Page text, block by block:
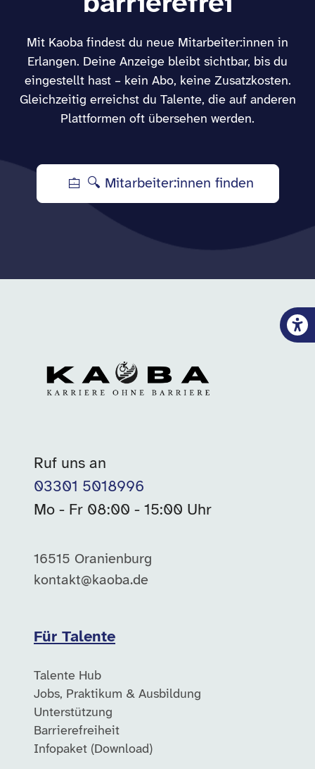
Mit Kaoba findest du neue Mitarbeiter:innen in
Erlangen. Deine Anzeige bleibt sichtbar, bis du
eingestellt hast – kein Abo, keine Zusatzkosten.
Gleichzeitig erreichst du Talente, die auf anderen
Plattformen oft übersehen werden.
🔍 Mitarbeiter:innen finden
Ruf uns an
03301 5018996
Mo - Fr 08:00 - 15:00 Uhr
16515 Oranienburg
kontakt@kaoba.de
Für Talente
Talente Hub
Jobs, Praktikum & Ausbildung
Unterstützung
Barrierefreiheit
Infopaket (Download)